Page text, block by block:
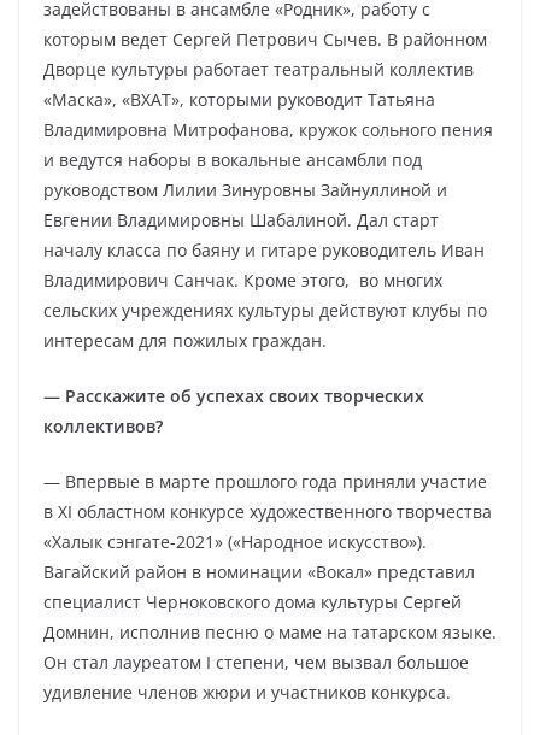
задействованы в ансамбле «Родник», работу с
которым ведет Сергей Петрович Сычев. В районном
Дворце культуры работает театральный коллектив
«Маска», «ВХАТ», которыми руководит Татьяна
Владимировна Митрофанова, кружок сольного пения
и ведутся наборы в вокальные ансамбли под
руководством Лилии Зинуровны Зайнуллиной и
Евгении Владимировны Шабалиной. Дал старт
началу класса по баяну и гитаре руководитель Иван
Владимирович Санчак. Кроме этого, во многих
сельских учреждениях культуры действуют клубы по
интересам для пожилых граждан.
— Расскажите об успехах своих творческих
коллективов?
— Впервые в марте прошлого года приняли участие
в XI областном конкурсе художественного творчества
«Халык сэнгате-2021» («Народное искусство»).
Вагайский район в номинации «Вокал» представил
специалист Черноковского дома культуры Сергей
Домнин, исполнив песню о маме на татарском языке.
Он стал лауреатом I степени, чем вызвал большое
удивление членов жюри и участников конкурса.